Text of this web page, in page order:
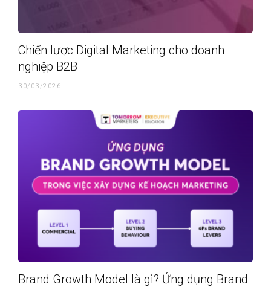
Chiến lược Digital Marketing cho doanh
nghiệp B2B
30/03/2026
Brand Growth Model là gì? Ứng dụng Brand